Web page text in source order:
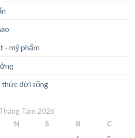
- mỹ phẩm
thức đời sống
Tám 2026
N S B
C